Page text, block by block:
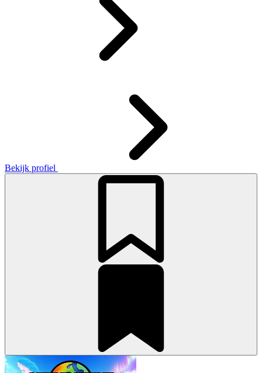
Bekijk profiel